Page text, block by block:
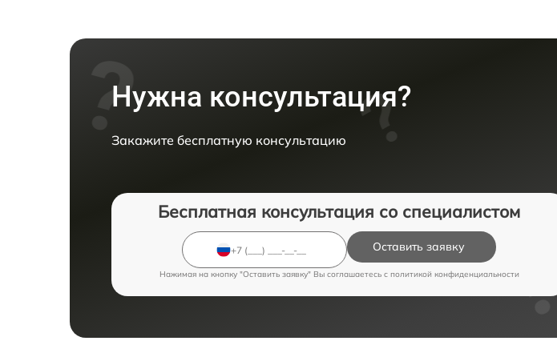
Нужна консультация?
Закажите бесплатную консультацию
Бесплатная консультация со специалистом
Оставить заявку
Нажимая на кнопку "Оставить заявку" Вы соглашаетесь c политикой конфиденциальности